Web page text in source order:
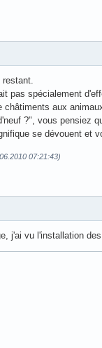
pas spécialement
aux
?", vous pensiez
se dévouent et
07:21:43)
j'ai vu l'installation